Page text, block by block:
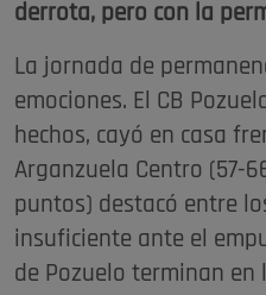
derrota, pero con la
La jornada de
emociones. El CB
hechos, cayó en casa
Arganzuela Centro (57-
puntos) destacó entre
insuficiente ante el
de Pozuelo terminan en